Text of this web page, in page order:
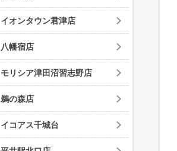
イオンタウン君津店
八幡宿店
モリシア津田沼習志野店
鵜の森店
イコアス千城台